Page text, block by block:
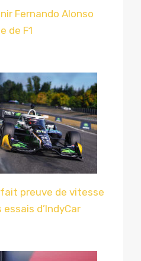
Fernando Alonso
de F1
preuve de vitesse
d’IndyCar